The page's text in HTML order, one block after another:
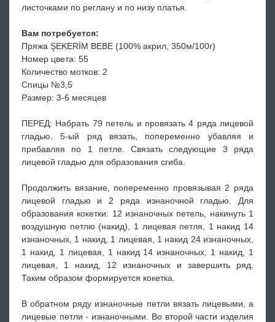
листочками по реглану и по низу платья.
Вам потребуется:
Пряжа ŞEKERİM BEBE (100% акрил, 350м/100г)
Номер цвета: 55
Количество мотков: 2
Спицы №3,5
Размер: 3-6 месяцев
ПЕРЕД: Набрать 79 петель и провязать 4 ряда лицевой
гладью. 5-ый ряд вязать, попеременно убавляя и
прибавляя по 1 петле. Связать следующие 3 ряда
лицевой гладью для образования сгиба.
Продолжить вязание, попеременно провязывая 2 ряда
лицевой гладью и 2 ряда изнаночной гладью. Для
образования кокетки: 12 изнаночных петель, накинуть 1
воздушную петлю (накид), 1 лицевая петля, 1 накид 14
изнаночных, 1 накид, 1 лицевая, 1 накид 24 изнаночных,
1 накид, 1 лицевая, 1 накид 14 изнаночных, 1 накид, 1
лицевая, 1 накид, 12 изнаночных и завершить ряд.
Таким образом формируется кокетка.
В обратном ряду изнаночные петли вязать лицевыми, а
лицевые петли - изнаночными. Во второй части изделия